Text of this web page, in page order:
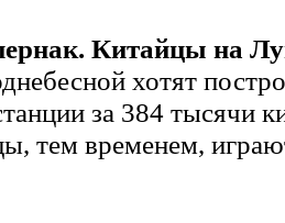
Китайцы на
хотят
за 384 тысячи
тем временем,